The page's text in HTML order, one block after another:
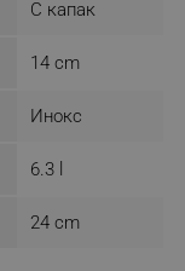
С капак
14 cm
Инокс
6.3 l
24 cm
.alleop.bg
.alleop.bg